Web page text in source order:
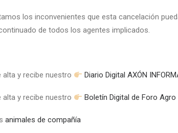
los inconvenientes que esta cancelación
de todos los agentes implicados.
alta y recibe nuestro Diario Digital AXÓN
alta y recibe nuestro Boletín Digital de Foro Agro
animales de compañía